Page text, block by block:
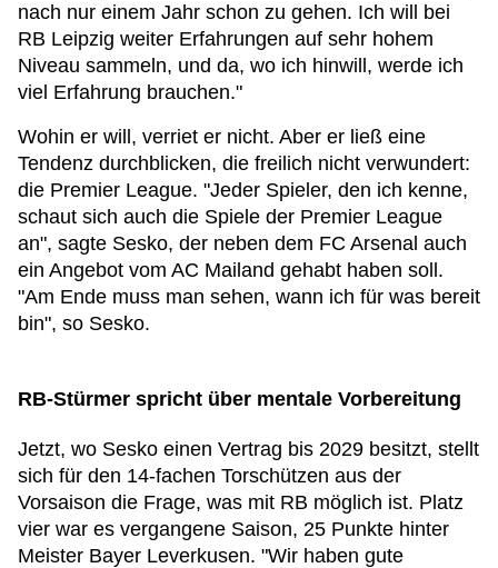
nach nur einem Jahr schon zu gehen. Ich will bei
RB Leipzig weiter Erfahrungen auf sehr hohem
Niveau sammeln, und da, wo ich hinwill, werde ich
viel Erfahrung brauchen."
Wohin er will, verriet er nicht. Aber er ließ eine
Tendenz durchblicken, die freilich nicht verwundert:
die Premier League. "Jeder Spieler, den ich kenne,
schaut sich auch die Spiele der Premier League
an", sagte Sesko, der neben dem FC Arsenal auch
ein Angebot vom AC Mailand gehabt haben soll.
"Am Ende muss man sehen, wann ich für was bereit
bin", so Sesko.
RB-Stürmer spricht über mentale Vorbereitung
Jetzt, wo Sesko einen Vertrag bis 2029 besitzt, stellt
sich für den 14-fachen Torschützen aus der
Vorsaison die Frage, was mit RB möglich ist. Platz
vier war es vergangene Saison, 25 Punkte hinter
Meister Bayer Leverkusen. "Wir haben gute